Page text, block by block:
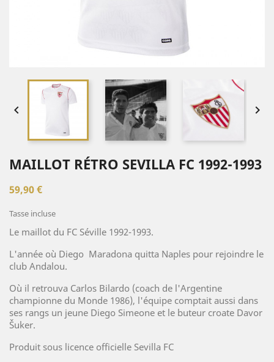
 
MAILLOT RÉTRO SEVILLA FC 1992-1993
59,90 €
Tasse incluse
Le maillot du FC Séville 1992-1993.
L'année où Diego Maradona quitta Naples pour rejoindre le
club Andalou.
Où il retrouva Carlos Bilardo (coach de l'Argentine
championne du Monde 1986), l'équipe comptait aussi dans
ses rangs un jeune Diego Simeone et le buteur croate Davor
Šuker.
Produit sous licence officielle Sevilla FC